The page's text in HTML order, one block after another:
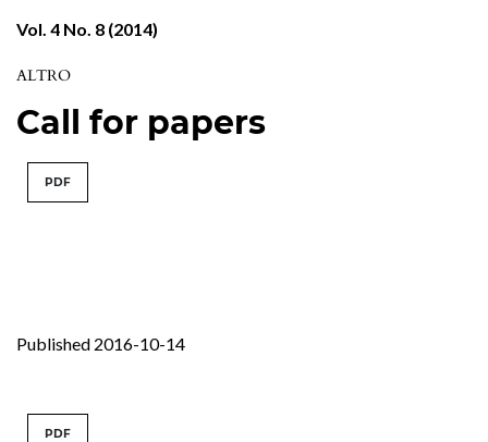
Vol. 4 No. 8 (2014)
ALTRO
Call for papers
PDF
Published 2016-10-14
PDF